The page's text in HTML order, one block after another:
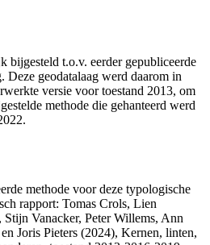
bijgesteld t.o.v. eerder gepubliceerde
Deze geodatalaag werd daarom in
versie voor toestand 2013, om
methode die gehanteerd werd
methode voor deze typologische
rapport: Tomas Crols, Lien
Vanacker, Peter Willems, Ann
Joris Pieters (2024), Kernen, linten,